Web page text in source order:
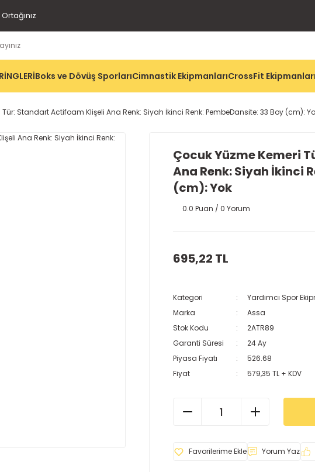
Boks ve Dövüş SporlarıCimnastik EkipmanlarıCrossFit Ekipmanları
Standart Actifoam Klişeli Ana Renk: Siyah İkinci Renk: PembeDansite: 33 Boy (cm):
Çocuk Yüzme Kemeri
Ana Renk: Siyah İkinci
(cm): Yok
0.0 Puan / 0 Yorum
695,22 TL
Kategori
Yardımcı Spor
Marka
Assa
Stok Kodu
2ATR89
Garanti Süresi
24 Ay
Piyasa Fiyatı
526.68
Fiyat
579,35 TL + KDV
Yorum Yaz